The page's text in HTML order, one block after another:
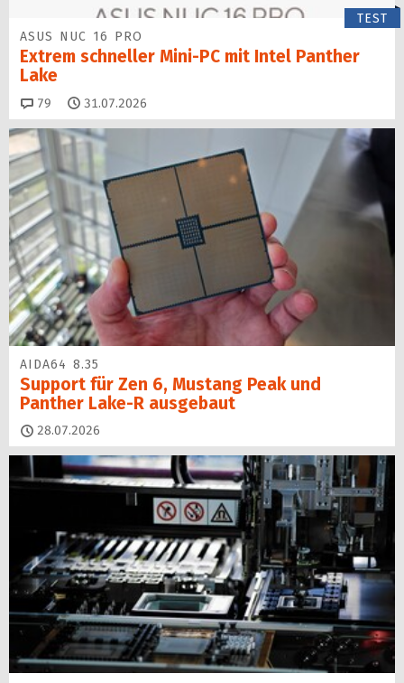
TEST
ASUS NUC 16 PRO
Extrem schneller Mini-PC mit Intel Panther
Lake
79 Kommentare
31.07.2026
AIDA64 8.35
Support für Zen 6, Mustang Peak und
Panther Lake-R ausgebaut
28.07.2026